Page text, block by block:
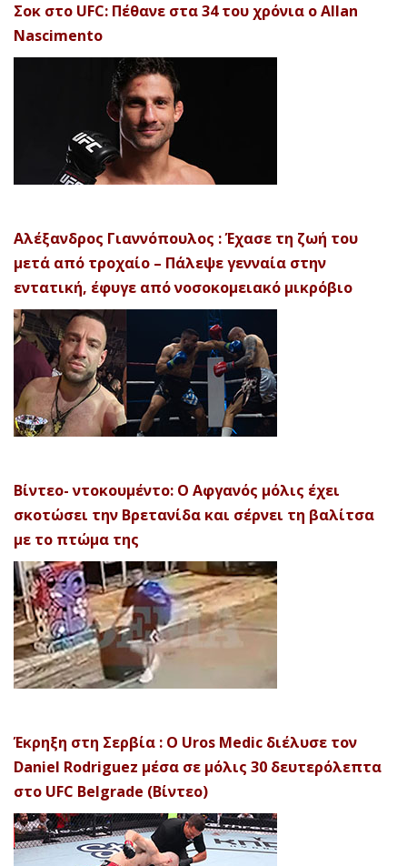
Σοκ στο UFC: Πέθανε στα 34 του χρόνια ο Allan
Nascimento
Αλέξανδρος Γιαννόπουλος : Έχασε τη ζωή του
μετά από τροχαίο – Πάλεψε γενναία στην
εντατική, έφυγε από νοσοκομειακό μικρόβιο
Βίντεο- ντοκουμέντο: Ο Αφγανός μόλις έχει
σκοτώσει την Βρετανίδα και σέρνει τη βαλίτσα
με το πτώμα της
Έκρηξη στη Σερβία : Ο Uros Medic διέλυσε τον
Daniel Rodriguez μέσα σε μόλις 30 δευτερόλεπτα
στο UFC Belgrade (Βίντεο)